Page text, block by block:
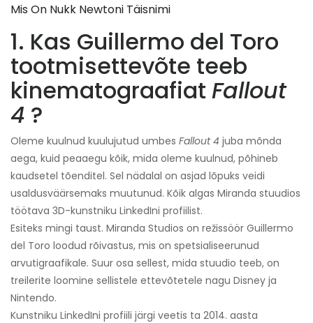
Mis On Nukk Newtoni Täisnimi
1. Kas Guillermo del Toro
tootmisettevõte teeb
kinematograafiat Fallout
4 ?
Oleme kuulnud kuulujutud umbes Fallout 4 juba mõnda
aega, kuid peaaegu kõik, mida oleme kuulnud, põhineb
kaudsetel tõenditel. Sel nädalal on asjad lõpuks veidi
usaldusväärsemaks muutunud. Kõik algas Miranda stuudios
töötava 3D-kunstniku LinkedIni profiilist.
Esiteks mingi taust. Miranda Studios on režissöör Guillermo
del Toro loodud rõivastus, mis on spetsialiseerunud
arvutigraafikale. Suur osa sellest, mida stuudio teeb, on
treilerite loomine sellistele ettevõtetele nagu Disney ja
Nintendo.
Kunstniku LinkedIni profiili järgi veetis ta 2014. aasta